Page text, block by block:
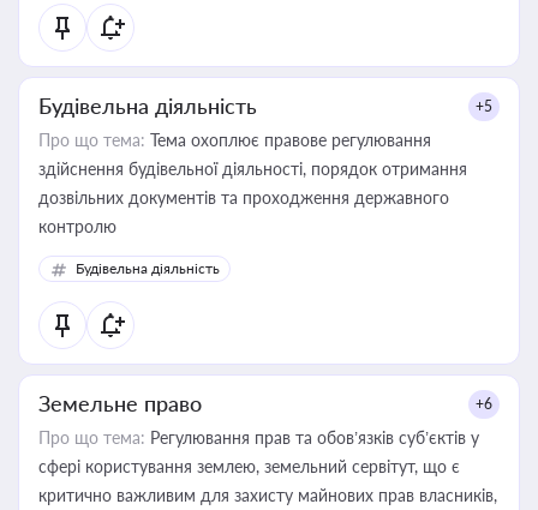
статусу суб'єктів оціночної діяльності
Будівельна діяльність +5
Про що тема: Тема охоплює правове регулювання
здійснення будівельної діяльності, порядок отримання
дозвільних документів та проходження державного
контролю
Будівельна діяльність
Земельне право +6
Про що тема: Регулювання прав та обов’язків суб’єктів у
сфері користування землею, земельний сервітут, що є
критично важливим для захисту майнових прав власників,